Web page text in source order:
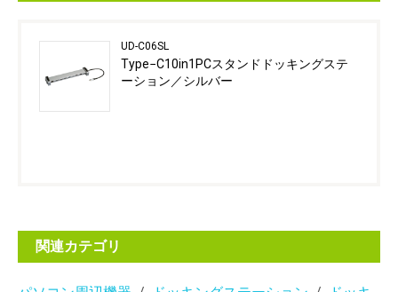
UD-C06SL
Type−C10in1PCスタンドドッキングステ
ーション／シルバー
関連カテゴリ